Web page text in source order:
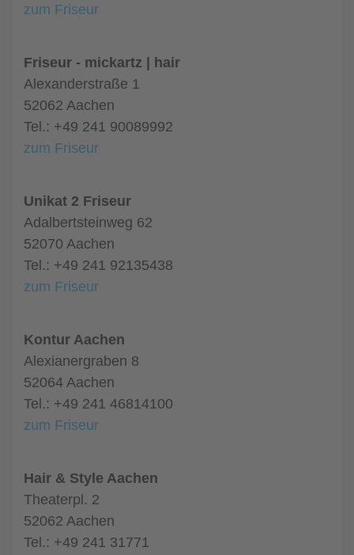
zum Friseur
Friseur - mickartz | hair
Alexanderstraße 1
52062 Aachen
Tel.: +49 241 90089992
zum Friseur
Unikat 2 Friseur
Adalbertsteinweg 62
52070 Aachen
Tel.: +49 241 92135438
zum Friseur
Kontur Aachen
Alexianergraben 8
52064 Aachen
Tel.: +49 241 46814100
zum Friseur
Hair & Style Aachen
Theaterpl. 2
52062 Aachen
Tel.: +49 241 31771